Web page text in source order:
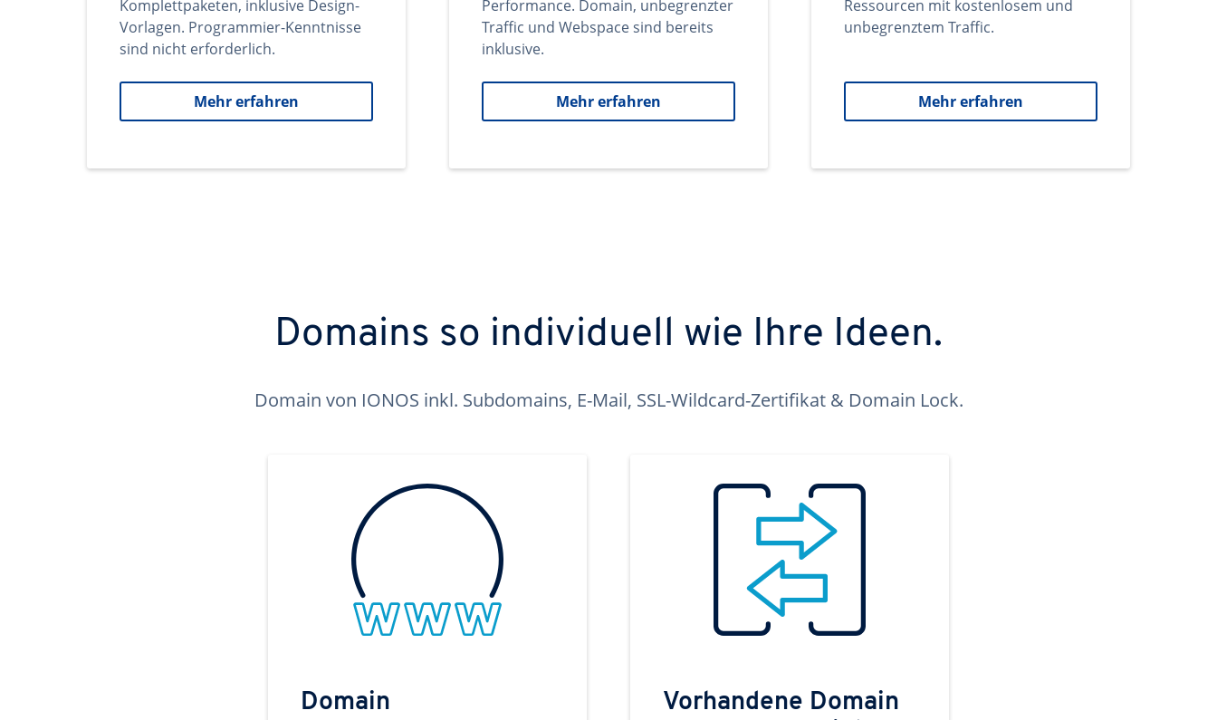
Komplettpaketen, inklusive Design-
Vorlagen. Programmier-Kenntnisse
sind nicht erforderlich.
Mehr erfahren
Performance. Domain, unbegrenzter
Traffic und Webspace sind bereits
inklusive.
Mehr erfahren
Ressourcen mit kostenlosem und
unbegrenztem Traffic.
Mehr erfahren
Domains so individuell wie Ihre Ideen.
Domain von IONOS inkl. Subdomains, E-Mail, SSL-Wildcard-Zertifikat & Domain Lock.
Domain
Vorhandene Domain